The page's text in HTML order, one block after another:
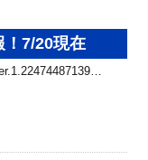
！7/20現在